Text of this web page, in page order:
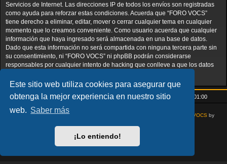
Este sitio web utiliza cookies para asegurar que
obtenga la mejor experiencia en nuestro sitio
web. Saber más
¡Lo entiendo!
Servicios de Internet. Las direcciones IP de todos los envíos son registradas
como ayuda para reforzar estas condiciones. Acuerda que “FORO VOCS”
tiene derecho a eliminar, editar, mover o cerrar cualquier tema en cualquier
momento que lo creamos conveniente. Como usuario acuerda que cualquier
información que haya ingresado será almacenada en una base de datos.
Dado que esta información no será compartida con ninguna tercera parte sin
su consentimiento, ni “FORO VOCS” ni phpBB podrán considerarse
responsables por cualquier intento de hacking que conlleve a que los datos
Inicio Índice general Todos los horarios son UTC+01:00
AcidTech byST Software VOCSby
Desarrollado por
phpBB® Forum Software © phpBB Limited